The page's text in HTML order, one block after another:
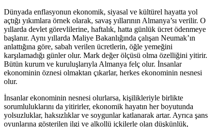
Dünyada enflasyonun ekonomik, siyasal ve kültürel hayatta yol
açtığı yıkımlara örnek olarak, savaş yıllarının Almanya’sı verilir. O
yıllarda devlet görevlilerine, haftalık, hatta günlük ücret ödenmeye
başlanır. Aynı yıllarda Maliye Bakanlığında çalışan Neumak’ın
anlattığına göre, sabah verilen ücretlerin, öğle yemeğini
karşılamadığı günler olur. Mark değer ölçüsü olma özelliğini yitirir.
Bütün kurum ve kuruluşlarıyla Almanya felç olur. İnsanlar
ekonominin öznesi olmaktan çıkarlar, herkes ekonominin nesnesi
olur.
İnsanlar ekonominin nesnesi olurlarsa, kişilikleriyle birlikte
sorumluluklarını da yitirirler, ekonomik hayatın her boyutunda
yolsuzluklar, haksızlıklar ve soygunlar katlanarak artar. Ayrıca şans
oyunlarına gösterilen ilgi ve alkollü içkilerle olan düşkünlük,